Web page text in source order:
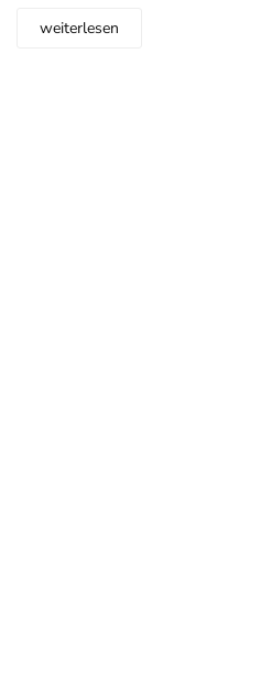
weiterlesen